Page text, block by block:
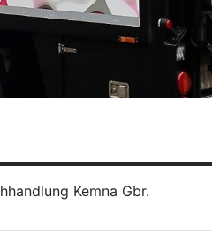
Kemna Gbr.